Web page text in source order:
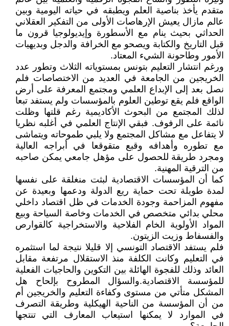
متقدم يأخذ بناصية العلم ويطبقه في حياته اليومية وبين
عالم مازال يعيش الإرهاصات الأولى من التفكير العقلاني
الحداثي بحيث ينام مع الأسطورة وإيديولوجيا قرون ما
قبل التاريخ والكتابة ويصحو مع الخرافة والدجل وبديهيات
الأمور وطاحونة الشيء المعتاد.
ورغم انتشار التعليم بتونس بمستوياته الثلاث وتطور عدد
الخريجين من الجامعة في العديد من الاختصاصات فلم
نصل بعد إلى الإبداع العلمي ومجتمع المعرفة على أرض
الواقع فلم يقع توطين العلوم بالمؤسسات ولم يستفد تبعا
لذلك المجتمع من البحوث الأكاديمية رغم قلتها وظلت
نائمة على الرفوف. فبقي الإنتاج العلمي في أغلبه نظريا
لا يتفاعل مع مشاكل المجتمع ولا يلبي طموحاته ويتماشى
مع تطوره وأهدافه وقبع متقوقعا في أبراجه العالية
ومجرد طريقة للحصول على مؤهل جامعي يمكن صاحبه
من الترقية المهنية.
كما أن المؤسسات الاقتصادية لبثت منغلقة على نفسها
لمدة طويلة تحت حماية ريع الدولة ودعمها وبعيدة عن
مفهوم المزاحمة وجودة الخدمات في ظل اقتصاد داخلي
محلي بدائي متخصص في الخدمات وخاصة السياحة وبيع
المواد الأولوية الخام الفلاحية والاستخراجية كالقوارص
والفسفاط وزيت الزيتون.
فلم يستفد الاقتصاد التونسي إلا قليلا نتيجة لما استثمره
في التعليم وكانت الكلفة منذ الاستقلال مرتفعة مقابل
العائد وذلك للفجوة الهائلة بين التكوين والحاجيات الفعلية
للمؤسسة الاقتصادية.والسؤال المطروح بإلحاح هل
المشكل متأتي من مستوى وكفاءة التعليم والخريجين أم
من أن المؤسسة من الناحية الهيكلية وطريقة التصرف
في الموارد لا يمكنها استيعاب المعارف التي تنتجها